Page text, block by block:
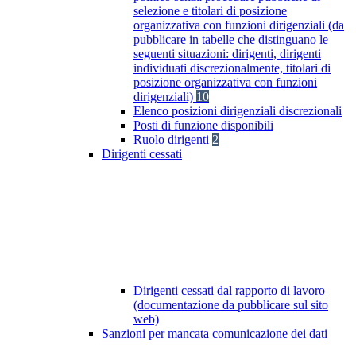
selezione e titolari di posizione
organizzativa con funzioni dirigenziali (da
pubblicare in tabelle che distinguano le
seguenti situazioni: dirigenti, dirigenti
individuati discrezionalmente, titolari di
posizione organizzativa con funzioni
dirigenziali) 10
Elenco posizioni dirigenziali discrezionali
Posti di funzione disponibili
Ruolo dirigenti 2
Dirigenti cessati
Dirigenti cessati dal rapporto di lavoro
(documentazione da pubblicare sul sito
web)
Sanzioni per mancata comunicazione dei dati